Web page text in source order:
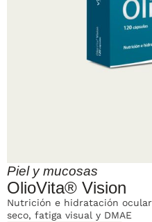
Piel y mucosas
OlioVita® Vision
Nutrición e hidratación
seco, fatiga visual y DMAE